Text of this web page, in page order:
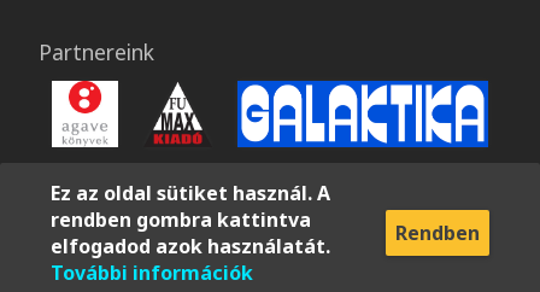
Partnereink
Adatvédelem Impresszum
Ez az oldal sütiket használ. A
rendben gombra kattintva
elfogadod azok használatát.
További információk
Rendben